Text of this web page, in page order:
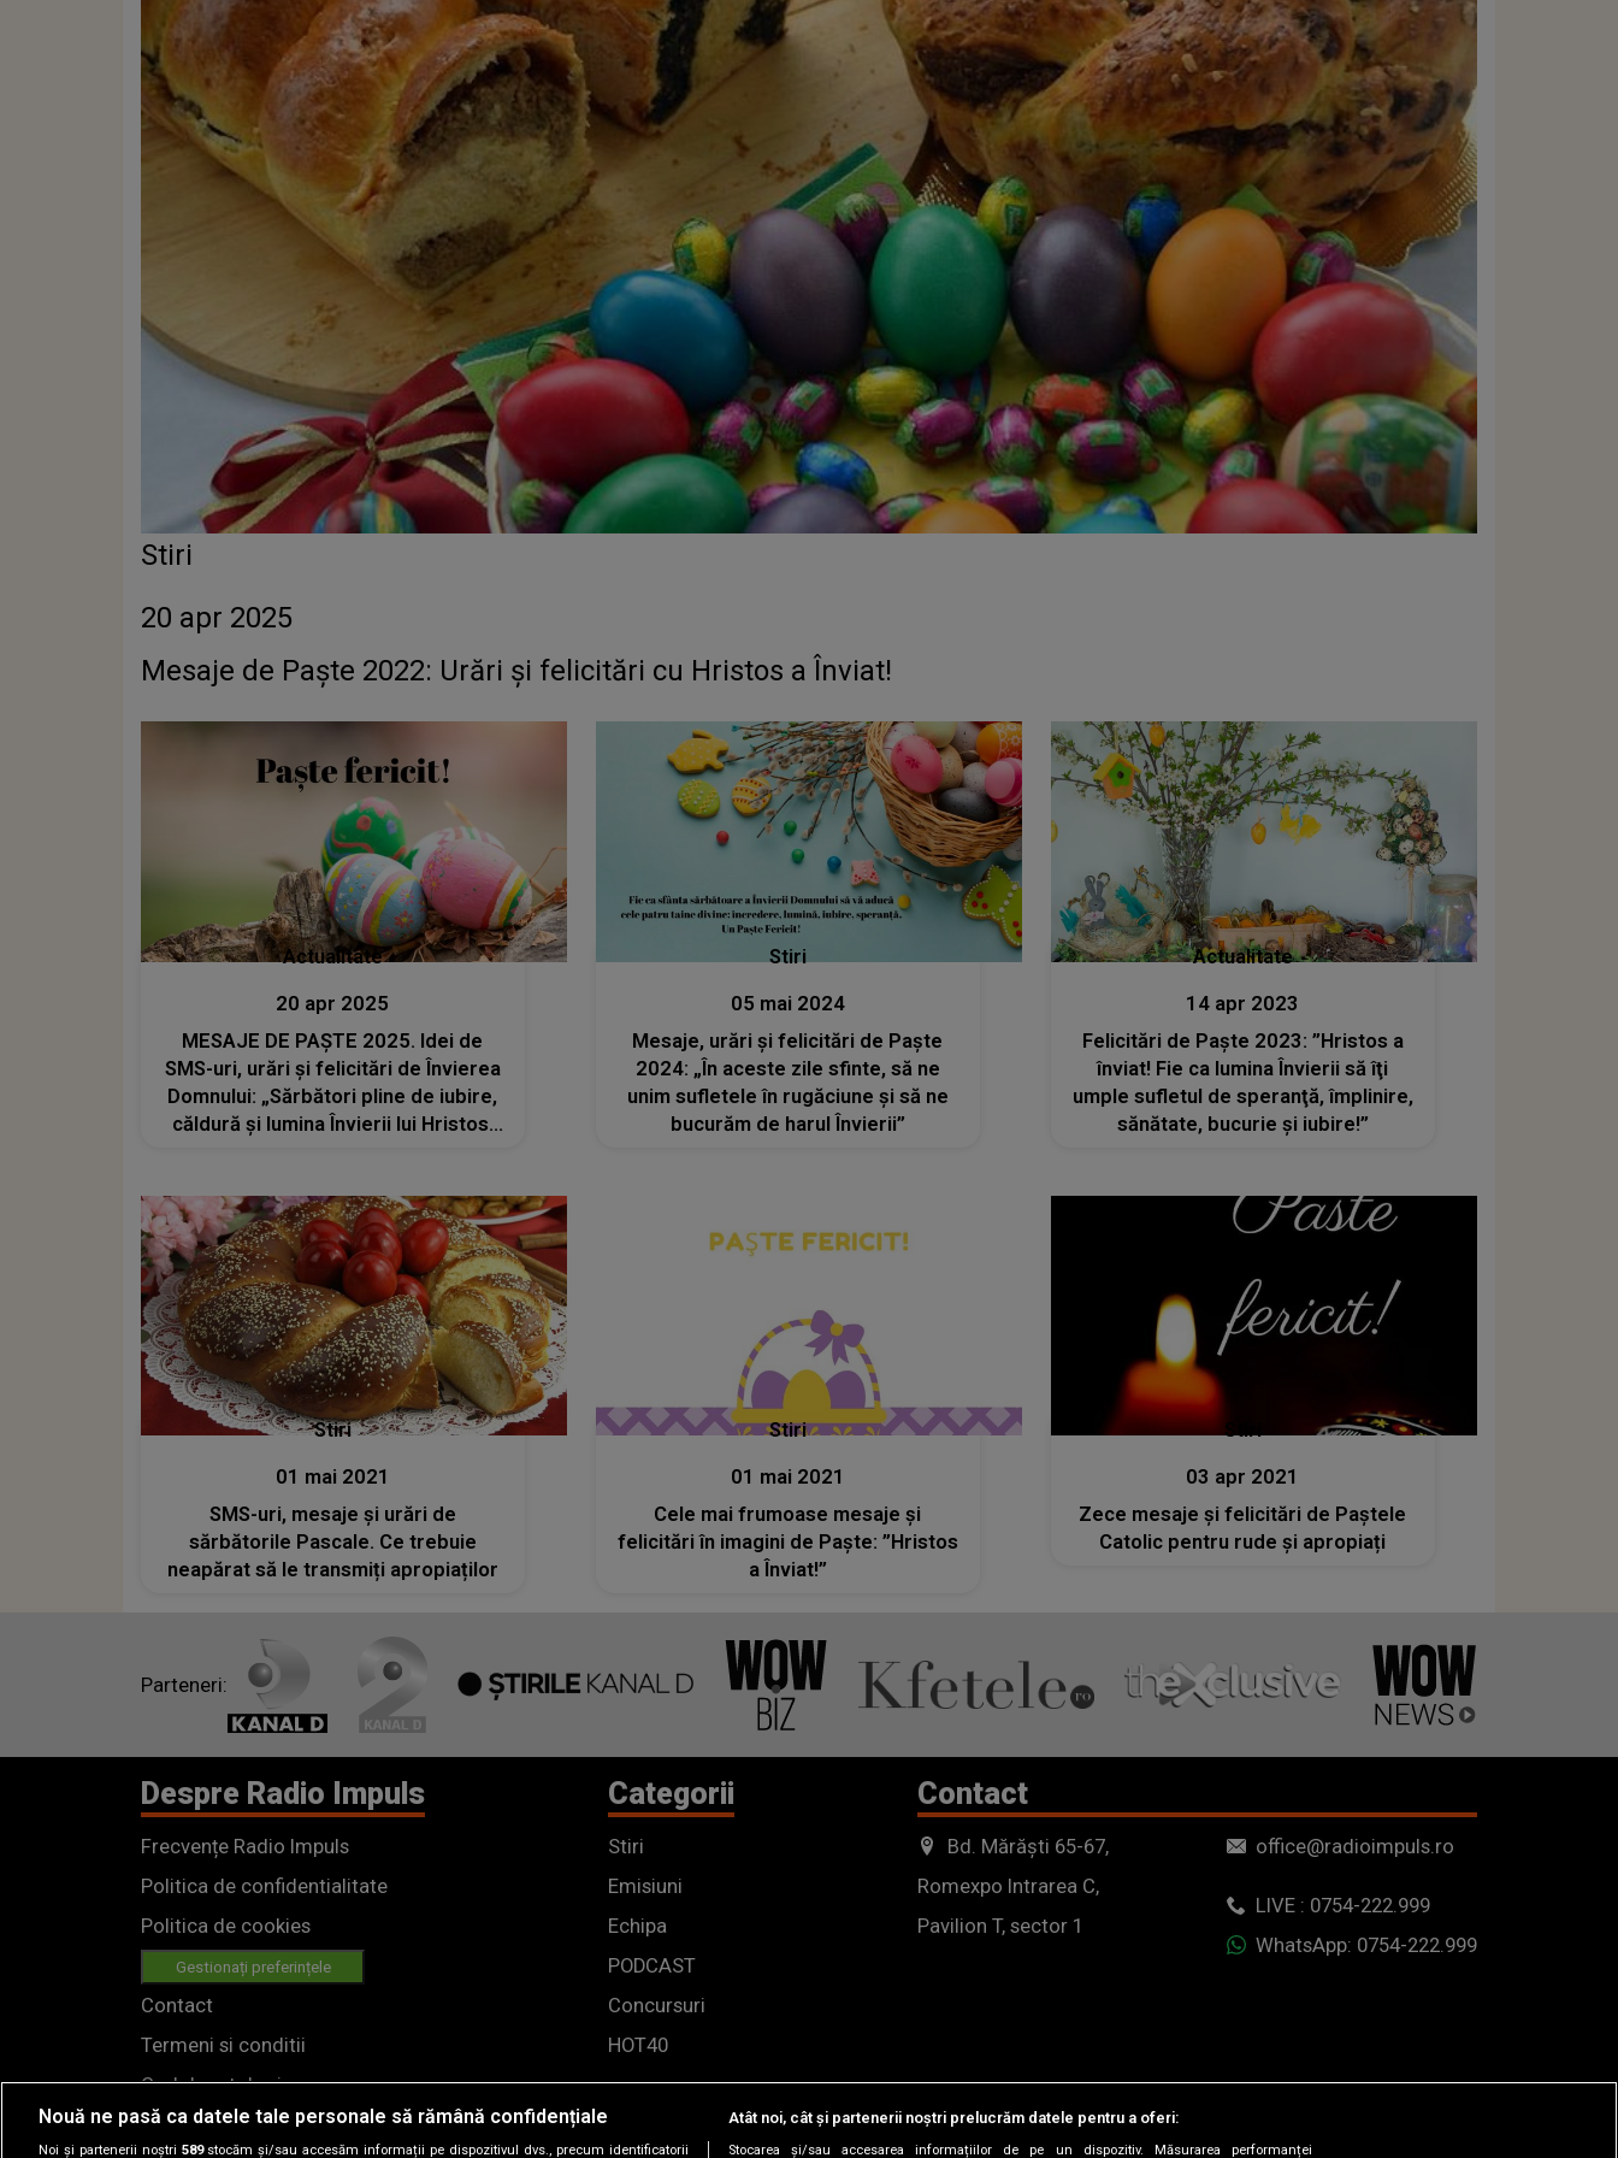
Stiri
20 apr 2025
Mesaje de Paşte 2022: Urări şi felicitări cu Hristos a Înviat!
Actualitate
20 apr 2025
MESAJE DE PAȘTE 2025. Idei de
SMS-uri, urări şi felicitări de Învierea
Domnului: „Sărbători pline de iubire,
căldură și lumina Învierii lui Hristos!
Stiri
05 mai 2024
Mesaje, urări și felicitări de Paște
2024: „În aceste zile sfinte, să ne
unim sufletele în rugăciune și să ne
bucurăm de harul Învierii”
Actualitate
14 apr 2023
Felicitări de Paște 2023: ”Hristos a
înviat! Fie ca lumina Învierii să îţi
umple sufletul de speranţă, împlinire,
sănătate, bucurie şi iubire!”
Stiri
01 mai 2021
SMS-uri, mesaje și urări de
sărbătorile Pascale. Ce trebuie
neapărat să le transmiți apropiaților
Stiri
01 mai 2021
Cele mai frumoase mesaje și
felicitări în imagini de Paște: ”Hristos
a Înviat!”
Stiri
03 apr 2021
Zece mesaje și felicitări de Paștele
Catolic pentru rude și apropiați
Parteneri:
Despre Radio Impuls
Frecvențe Radio Impuls
Politica de confidentialitate
Politica de cookies
Gestionați preferințele
Contact
Termeni si conditii
Cod deontologic
Regulamente
Categorii
Stiri
Emisiuni
Echipa
PODCAST
Concursuri
HOT40
Contact
Bd. Mărăști 65-67,
Romexpo Intrarea C,
Pavilion T, sector 1
office@radioimpuls.ro
LIVE : 0754-222.999
WhatsApp: 0754-222.999
Nouă ne pasă ca datele tale personale să rămână confidențiale
Noi și partenerii noștri 589stocăm și/sau accesăm informații pe dispozitivul dvs., precum identificatorii
Atât noi, cât și partenerii noștri prelucrăm datele pentru a oferi:
Stocarea și/sau accesarea informațiilor de pe un dispozitiv. Măsurarea performanței